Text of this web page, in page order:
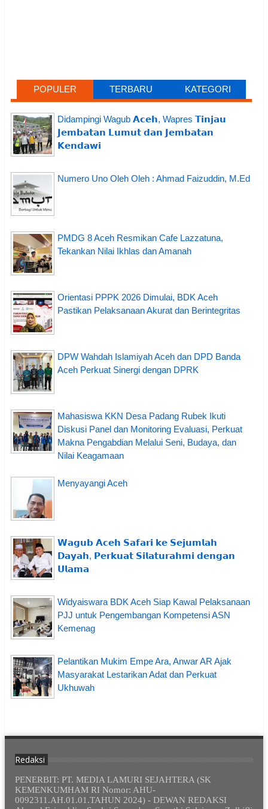
POPULER TERBARU KATEGORI
Didampingi Wagub 𝗔𝗰𝗲𝗵, Wapres 𝗧𝗶𝗻𝗷𝗮𝘂
𝗝𝗲𝗺𝗯𝗮𝘁𝗮𝗻 𝗟𝘂𝗺𝘂𝘁 𝗱𝗮𝗻 𝗝𝗲𝗺𝗯𝗮𝘁𝗮𝗻
𝗞𝗲𝗻𝗱𝗮𝘄𝗶
Numero Uno Oleh Oleh : Ahmad Faizuddin, M.Ed
PMDG 8 Aceh Resmikan Cafe Lazzatuna,
Tekankan Nilai Ikhlas dan Amanah
Orientasi PPPK 2026 Dimulai, BDK Aceh
Pastikan Pelaksanaan Akurat dan Berintegritas
DPW Wahdah Islamiyah Aceh dan DPD Banda
Aceh Perkuat Sinergi dengan DPRK
Mahasiswa KKN Desa Padang Rubek Ikuti
Diskusi Panel dan Monitoring Evaluasi, Perkuat
Makna Pengabdian Melalui Seni, Budaya, dan
Nilai Keagamaan
Menyayangi Aceh
𝗪𝗮𝗴𝘂𝗯 𝗔𝗰𝗲𝗵 𝗦𝗮𝗳𝗮𝗿𝗶 𝗸𝗲 𝗦𝗲𝗷𝘂𝗺𝗹𝗮𝗵
𝗗𝗮𝘆𝗮𝗵, 𝗣𝗲𝗿𝗸𝘂𝗮𝘁 𝗦𝗶𝗹𝗮𝘁𝘂𝗿𝗮𝗵𝗺𝗶 𝗱𝗲𝗻𝗴𝗮𝗻
𝗨𝗹𝗮𝗺𝗮
Widyaiswara BDK Aceh Siap Kawal Pelaksanaan
PJJ untuk Pengembangan Kompetensi ASN
Kemenag
Pelantikan Mukim Empe Ara, Anwar AR Ajak
Masyarakat Lestarikan Adat dan Perkuat
Ukhuwah
Redaksi
PENERBIT: PT. MEDIA LAMURI SEJAHTERA (SK
KEMENKUMHAM RI Nomor: AHU-
0092311.AH.01.01.TAHUN 2024) - DEWAN REDAKSI